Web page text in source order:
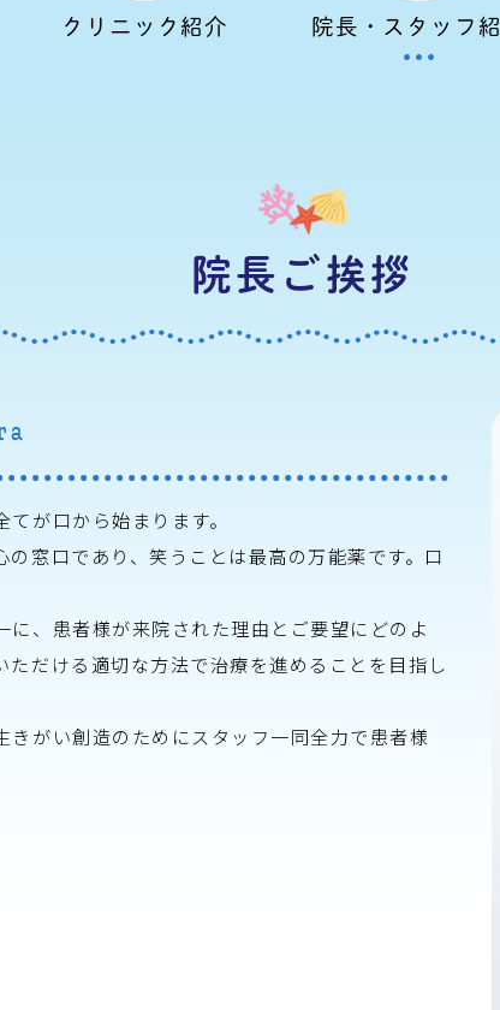
クリニック紹介 院長・スタッフ
院長ご挨拶
が口から始まります。
窓口であり、笑うことは最高の万能薬です。口
、患者様が来院された理由とご要望にどのよ
だける適切な方法で治療を進めることを目指し
がい創造のためにスタッフ一同全力で患者様